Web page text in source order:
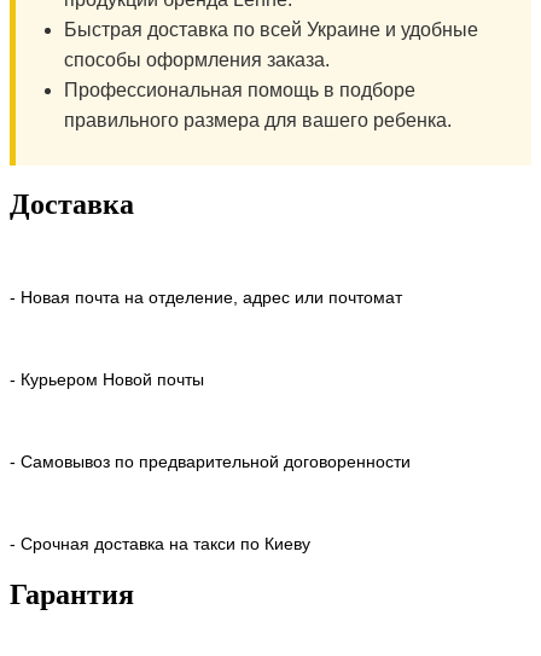
Быстрая доставка по всей Украине и удобные
способы оформления заказа.
Профессиональная помощь в подборе
правильного размера для вашего ребенка.
Доставка
- Новая почта на отделение, адрес или почтомат
- Курьером Новой почты
- Самовывоз по предварительной договоренности
- Срочная доставка на такси по Киеву
Гарантия